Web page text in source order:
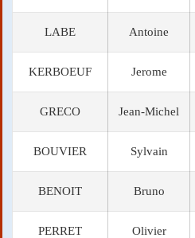
LABE Antoine
KERBOEUF Jerome
GRECO Jean-Michel
BOUVIER Sylvain
BENOIT Bruno
PERRET Olivier